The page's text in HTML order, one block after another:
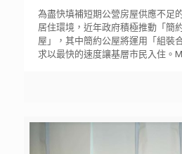
為盡快填補短期公營房屋供應不足
居住環境，近年政府積極推動「簡
屋」，其中簡約公屋將運用「組裝
求以最快的速度讓基層市民入住。